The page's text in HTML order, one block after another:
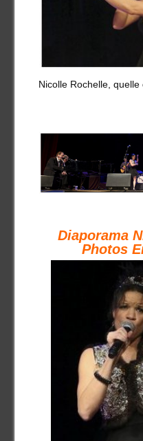
Nicolle Rochelle,
Diaporama
Photos